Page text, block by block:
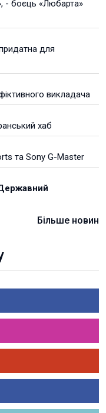
- боєць «Любарта»
для
викладача
хаб
та Sony G-Master
Більше новин